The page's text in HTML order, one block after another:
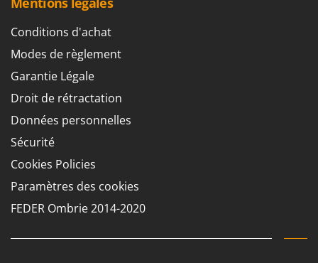
Groupes électrogènes
Gyrobroyeurs à lame pour tracteur
H
Haches - Cognées et Hachettes
Hachoirs à viande
Herses à Dents
Herses Rotatives
L
Lieuses électriques pour vignes
E
EcoFlow
Edilmark
Effeuno
Einhell
Elegen
Energy Gruppi
Enotecnica Pillan
Eschenfelder
EuroMech
Conditions d'achat
Modes de règlement
Garantie Légale
Droit de rétractation
Données personnelles
Sécurité
Cookies Policies
Paramètres des cookies
FEDER Ombrie 2014-2020